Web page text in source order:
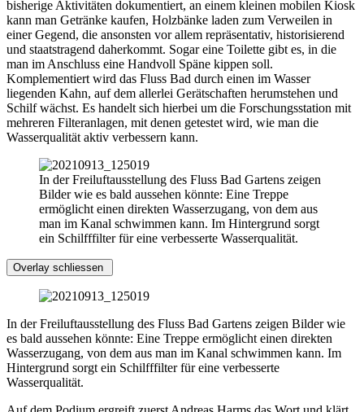
bisherige Aktivitäten dokumentiert, an einem kleinen mobilen Kiosk
kann man Getränke kaufen, Holzbänke laden zum Verweilen in
einer Gegend, die ansonsten vor allem repräsentativ, historisierend
und staatstragend daherkommt. Sogar eine Toilette gibt es, in die
man im Anschluss eine Handvoll Späne kippen soll.
Komplementiert wird das Fluss Bad durch einen im Wasser
liegenden Kahn, auf dem allerlei Gerätschaften herumstehen und
Schilf wächst. Es handelt sich hierbei um die Forschungsstation mit
mehreren Filteranlagen, mit denen getestet wird, wie man die
Wasserqualität aktiv verbessern kann.
In der Freiluftausstellung des Fluss Bad Gartens zeigen
Bilder wie es bald aussehen könnte: Eine Treppe
ermöglicht einen direkten Wasserzugang, von dem aus
man im Kanal schwimmen kann. Im Hintergrund sorgt
ein Schilfffilter für eine verbesserte Wasserqualität.
Overlay schliessen
In der Freiluftausstellung des Fluss Bad Gartens zeigen Bilder wie
es bald aussehen könnte: Eine Treppe ermöglicht einen direkten
Wasserzugang, von dem aus man im Kanal schwimmen kann. Im
Hintergrund sorgt ein Schilfffilter für eine verbesserte
Wasserqualität.